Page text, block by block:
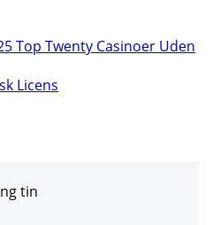
Top Twenty Casinoer Uden
Licens
tin